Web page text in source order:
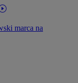
marca na